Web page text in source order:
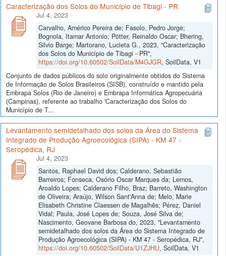
Caracterização dos Solos do Município de Tibagi - PR
Jul 4, 2023
Carvalho, Américo Pereira de; Fasolo, Pedro Jorge;
Bognola, Itamar Antonio; Pötter, Reinaldo Oscar; Bhering,
Silvio Barge; Martorano, Lucieta G., 2023, "Caracterização
dos Solos do Município de Tibagi - PR",
https://doi.org/10.60502/SoilData/M4GJGR, SoilData, V1
Conjunto de dados públicos do solo originalmente obtidos do Sistema
de Informação de Solos Brasileiros (SISB), construído e mantido pela
Embrapa Solos (Rio de Janeiro) e Embrapa Informática Agropecuária
(Campinas), referente ao trabalho 'Caracterização dos Solos do
Município de T...
Levantamento semidetalhado dos solos da Área do Sistema
Integrado de Produção Agroecológica (SIPA) - KM 47 -
Seropédica, RJ
Jul 4, 2023
Santos, Raphael David dos; Calderano, Sebastião
Barreiros; Fonseca, Osório Oscar Marques da; Lemos,
Aroaldo Lopes; Calderano Filho, Braz; Barreto, Washington
de Oliveira; Araújo, Wilson Sant'Anna de; Melo, Marie
Elisabeth Christine Claessen de Magalhẽs; Pérez, Daniel
Vidal; Paula, José Lopes de; Souza, José Silva de;
Nascimento, Geovane Barbosa do, 2023, "Levantamento
semidetalhado dos solos da Área do Sistema Integrado de
Produção Agroecológica (SIPA) - KM 47 - Seropédica, RJ",
https://doi.org/10.60502/SoilData/U1ZJHU, SoilData, V1